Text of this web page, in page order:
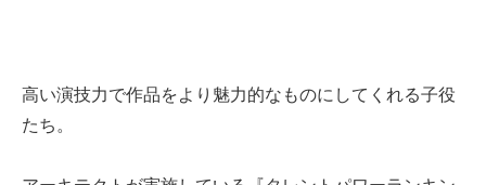
高い演技力で作品をより魅力的なものにしてくれる子役
たち。